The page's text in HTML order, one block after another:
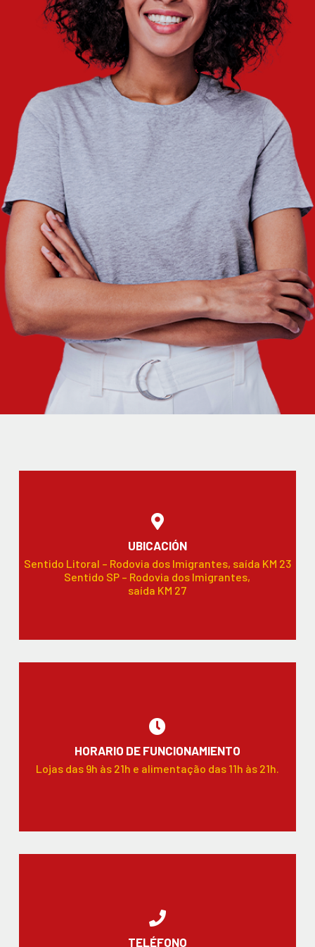
UBICACIÓN
Sentido Litoral – Rodovia dos Imigrantes, saída KM 23
Sentido SP – Rodovia dos Imigrantes,
saída KM 27
HORARIO DE FUNCIONAMIENTO
Lojas das 9h às 21h e alimentação das 11h às 21h.
TELÉFONO